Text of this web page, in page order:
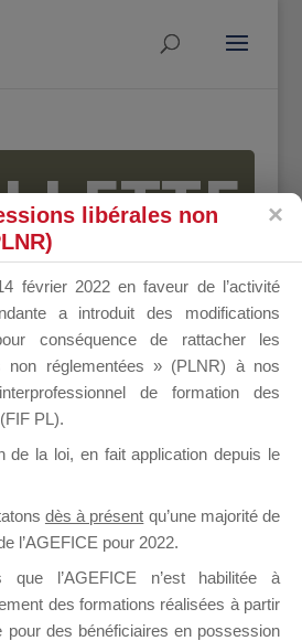
DU
il y a un mois
libérales non
février 2022 en faveur de l’activité
a introduit des modifications
conséquence de rattacher les
non réglementées » (PLNR) à nos
de formation des
PL).
de la loi, en fait application depuis le
dès à présent qu’une majorité de
l’AGEFICE pour 2022.
que l’AGEFICE n’est habilitée à
des formations réalisées à partir
pour des bénéficiaires en possession